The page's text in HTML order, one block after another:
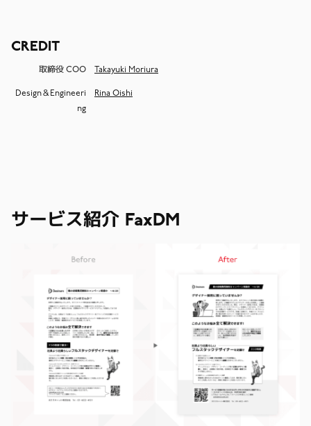
CREDIT
取締役 COO Takayuki Moriura
Design＆Engineeri
ng
Rina Oishi
サービス紹介 FaxDM